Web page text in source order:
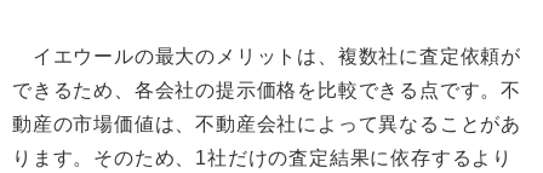
イエウールの最大のメリットは、複数社に査定依頼が
できるため、各会社の提示価格を比較できる点です。不
動産の市場価値は、不動産会社によって異なることがあ
ります。そのため、1社だけの査定結果に依存するより